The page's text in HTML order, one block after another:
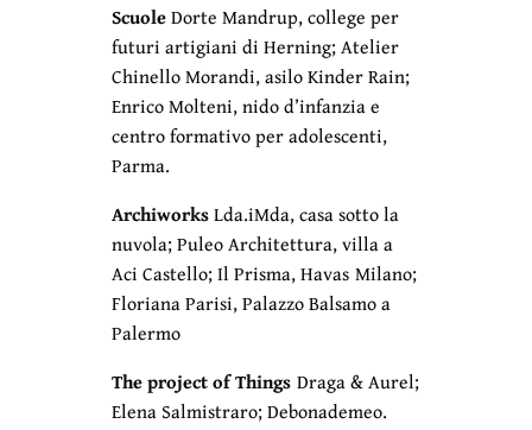
ScuoleDorte Mandrup, college per
futuri artigiani di Herning; Atelier
Chinello Morandi, asilo Kinder Rain;
Enrico Molteni, nido d’infanzia e
centro formativo per adolescenti,
Parma.
ArchiworksLda.iMda, casa sotto la
nuvola; Puleo Architettura, villa a
Aci Castello; Il Prisma, Havas Milano;
Floriana Parisi, Palazzo Balsamo a
Palermo
The project of Things Draga & Aurel;
Elena Salmistraro; Debonademeo.